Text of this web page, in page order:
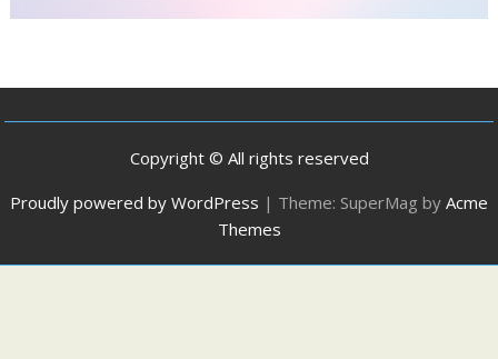
Copyright © All rights reserved
Proudly powered by WordPress | Theme: SuperMag by Acme
Themes